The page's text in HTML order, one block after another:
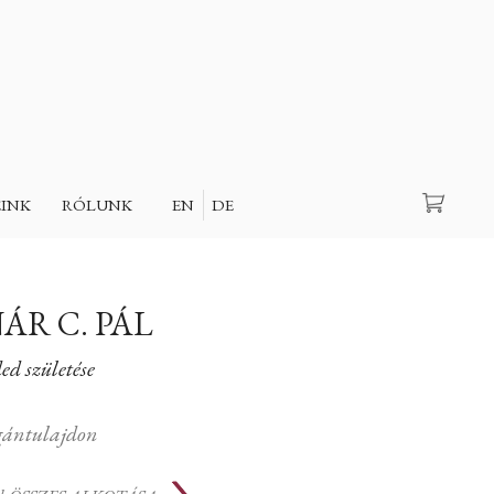
RÓLUNK EN DE
Keresés
C. PÁL
születése